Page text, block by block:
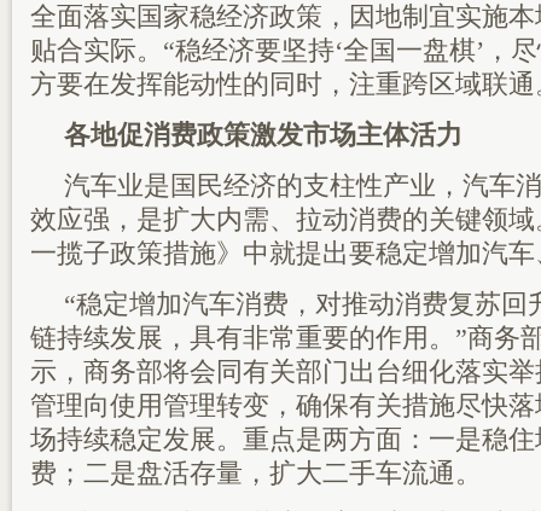
全面落实国家稳经济政策，因地制宜实施
贴合实际。“稳经济要坚持‘全国一盘棋’，
方要在发挥能动性的同时，注重跨区域联通
各地促消费政策激发市场主体活力
汽车业是国民经济的支柱性产业，汽车
效应强，是扩大内需、拉动消费的关键领
一揽子政策措施》中就提出要稳定增加汽
“稳定增加汽车消费，对推动消费复苏回
链持续发展，具有非常重要的作用。”商务
示，商务部将会同有关部门出台细化落实
管理向使用管理转变，确保有关措施尽快
场持续稳定发展。重点是两方面：一是稳
费；二是盘活存量，扩大二手车流通。